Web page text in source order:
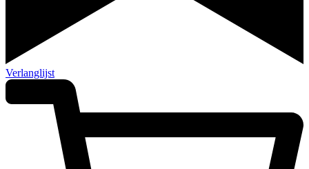
Verlanglijst